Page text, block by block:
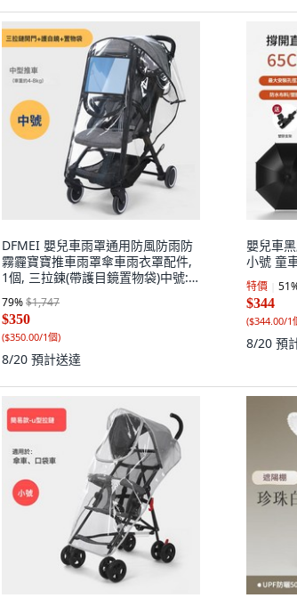
DFMEI 嬰兒車雨罩通用防風防雨防
霧霾寶寶推車雨罩傘車雨衣罩配件,
1個, 三拉鍊(帶護目鏡置物袋)中號:
79%$1,747
$350
($350.00/1個)
8/20 預計送達
嬰兒車
小號 童
特價 51
$344
($344.00/1
8/20 預